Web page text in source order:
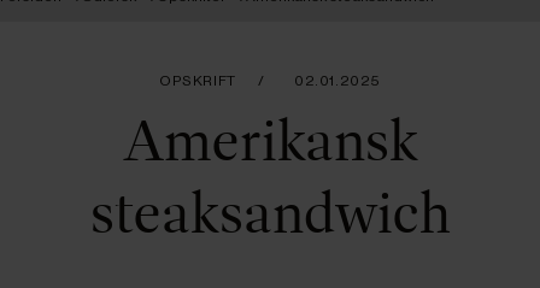
OPSKRIFT 02.01.2025
Amerikansk
steaksandwich